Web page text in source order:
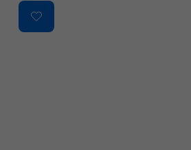
Product image slideshow Items